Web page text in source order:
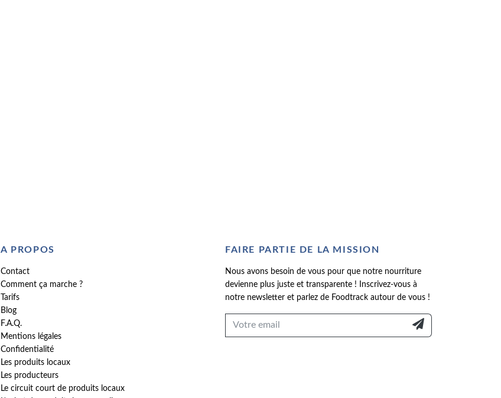
A PROPOS
Contact
Comment ça marche ?
Tarifs
Blog
F.A.Q.
Mentions légales
Confidentialité
Les produits locaux
Les producteurs
Le circuit court de produits locaux
FAIRE PARTIE DE LA MISSION
Nous avons besoin de vous pour que notre nourriture
devienne plus juste et transparente ! Inscrivez-vous à
notre newsletter et parlez de Foodtrack autour de vous !